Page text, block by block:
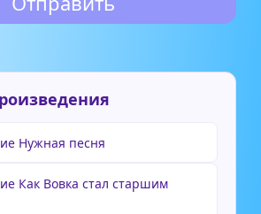
Нужная песня
Как Вовка стал старшим